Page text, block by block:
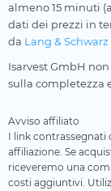
almeno 15 minuti
dati dei prezzi in
da Lang & Schwarz
Isarvest GmbH
sulla completezza
Avviso affiliato
I link contrassegnati
affiliazione. Se
riceveremo una
costi aggiuntivi.